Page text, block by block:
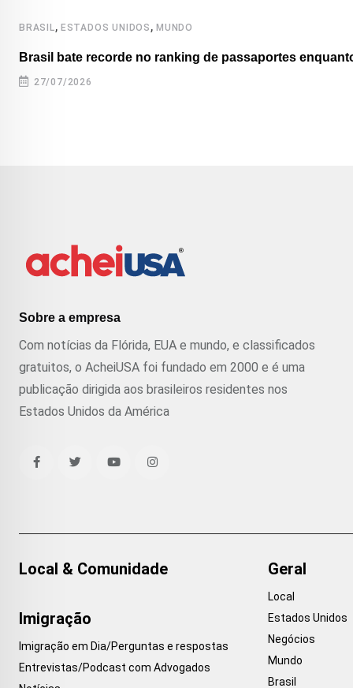
BRASIL, ESTADOS UNIDOS ,MUNDO
Brasil bate recorde no ranking de passaportes
27/07/2026
Sobre a empresa
Com notícias da Flórida, EUA e mundo, e classificados
gratuitos, o AcheiUSA foi fundado em 2000 e é uma
publicação dirigida aos brasileiros residentes nos
Estados Unidos da América
Local & Comunidade
Imigração
Imigração em Dia/Perguntas e respostas
Entrevistas/Podcast com Advogados
Geral
Local
Estados Unidos
Negócios
Mundo
Brasil